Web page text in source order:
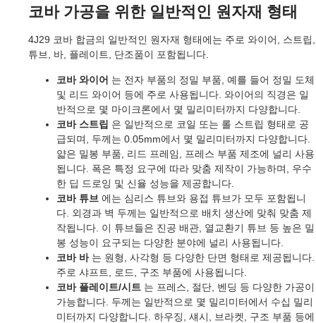
코바 가공을 위한 일반적인 원자재 형태
4J29 코바 합금의 일반적인 원자재 형태에는 주로 와이어, 스트립,
튜브, 바, 플레이트, 단조품이 포함됩니다.
코바 와이어 는 전자 부품의 정밀 부품, 예를 들어 정밀 도체
및 리드 와이어 등에 주로 사용됩니다. 와이어의 직경은 일
반적으로 몇 마이크론에서 몇 밀리미터까지 다양합니다.
코바 스트립 은 일반적으로 코일 또는 롤 스트립 형태로 공
급되며, 두께는 0.05mm에서 몇 밀리미터까지 다양합니다.
얇은 밀봉 부품, 리드 프레임, 프레스 부품 제조에 널리 사용
됩니다. 폭은 특정 요구에 따라 맞춤 제작이 가능하며, 우수
한 딥 드로잉 및 신율 성능을 제공합니다.
코바 튜브 에는 심리스 튜브와 용접 튜브가 모두 포함됩니
다. 외경과 벽 두께는 일반적으로 배치 생산에 맞춰 맞춤 제
작됩니다. 이 튜브들은 진공 배관, 열교환기 튜브 등 높은 밀
봉 성능이 요구되는 다양한 분야에 널리 사용됩니다.
코바 바는 원형, 사각형 등 다양한 단면 형태로 제공됩니다.
주로 샤프트, 로드, 구조 부품에 사용됩니다.
코바 플레이트/시트 는 프레스, 절단, 벤딩 등 다양한 가공이
가능합니다. 두께는 일반적으로 몇 밀리미터에서 수십 밀리
미터까지 다양합니다. 하우징, 섀시, 브라켓, 구조 부품 등에